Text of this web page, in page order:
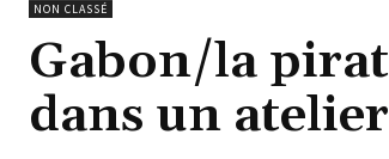
NON CLASSÉ
Gabon/la
dans un